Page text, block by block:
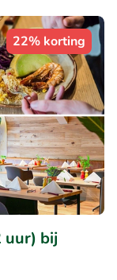
22% korting
uur) bij